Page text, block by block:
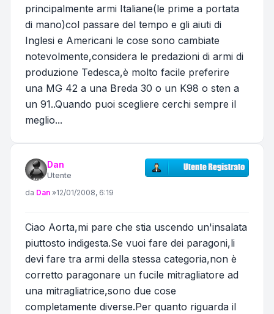
principalmente armi Italiane(le prime a portata
di mano)col passare del tempo e gli aiuti di
Inglesi e Americani le cose sono cambiate
notevolmente,considera le predazioni di armi di
produzione Tedesca,è molto facile preferire
una MG 42 a una Breda 30 o un K98 o sten a
un 91..Quando puoi scegliere cerchi sempre il
meglio...
Dan
Utente
Messaggio
da Dan »12/01/2008, 6:19
Ciao Aorta,mi pare che stia uscendo un'insalata
piuttosto indigesta.Se vuoi fare dei paragoni,li
devi fare tra armi della stessa categoria,non è
corretto paragonare un fucile mitragliatore ad
una mitragliatrice,sono due cose
completamente diverse.Per quanto riguarda il